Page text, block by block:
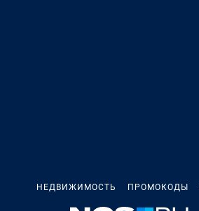
НЕДВИЖИМОСТЬ ПРОМОКОДЫ